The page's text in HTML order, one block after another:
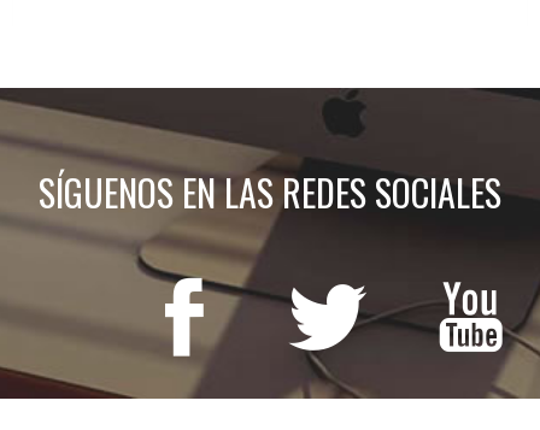
SÍGUENOS EN LAS REDES SOCIALES